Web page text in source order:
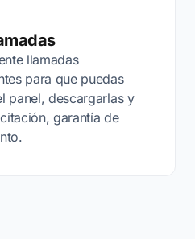
llamadas
para que puedas
panel, descargarlas y
garantía de